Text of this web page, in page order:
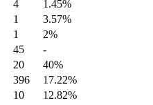
4
1.45%
1
3.57%
1
2%
45
-
20
40%
396
17.22%
10 12.82%